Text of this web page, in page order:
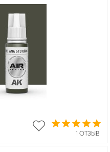
1 ОТЗЫВ